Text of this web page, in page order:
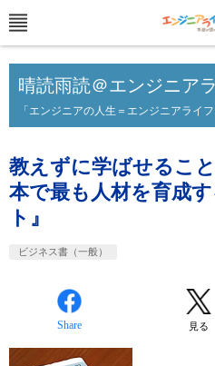
晴読雨読＠エンジニア
「エンジニアの人生＝エンジニアライ
教えずに学ばせるこ
本で最も人材を育成
ト』
ビジネス書（一般）
Share 見る